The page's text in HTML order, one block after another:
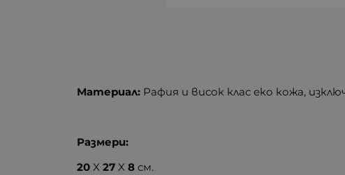
Материал: Рафия и висок клас еко кожа,
Размери:
20 X27 X8 см.